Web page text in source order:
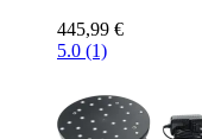
445,99 €
5.0 (1)